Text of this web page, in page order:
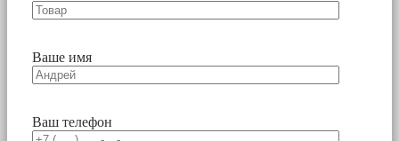
Ваше имя
Ваш телефон